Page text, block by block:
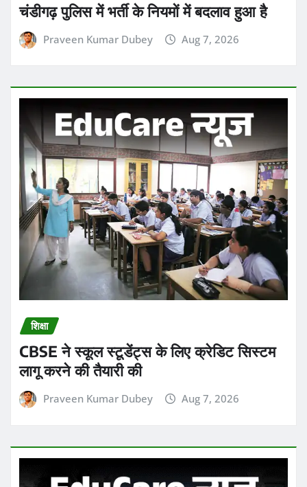
शिक्षा
CBSE ने स्कूल स्टूडेंट्स के लिए क्रेडिट सिस्टम
लागू करने की तैयारी की
Praveen Kumar Dubey Aug 7, 2026